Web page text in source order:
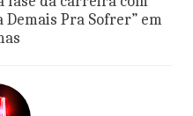
Demais Pra Sofrer” em